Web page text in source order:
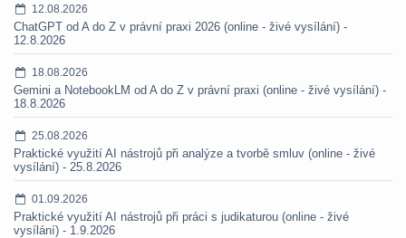
12.08.2026
ChatGPT od A do Z v právní praxi 2026 (online - živé vysílání) -
12.8.2026
18.08.2026
Gemini a NotebookLM od A do Z v právní praxi (online - živé vysílání) -
18.8.2026
25.08.2026
Praktické využití AI nástrojů při analýze a tvorbě smluv (online - živé
vysílání) - 25.8.2026
01.09.2026
Praktické využití AI nástrojů při práci s judikaturou (online - živé
vysílání) - 1.9.2026